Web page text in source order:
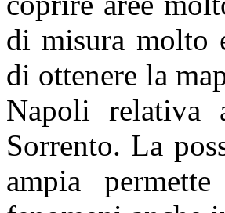
di misura molto
di ottenere la
Napoli relativa
Sorrento. La
ampia